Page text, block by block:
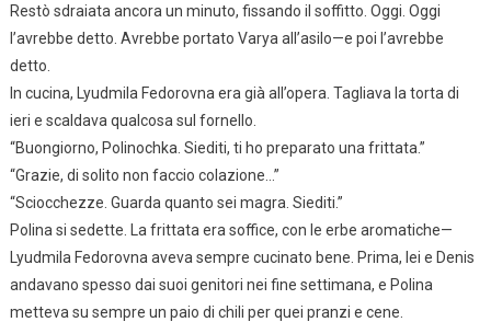
Restò sdraiata ancora un minuto, fissando il soffitto. Oggi. Oggi
l’avrebbe detto. Avrebbe portato Varya all’asilo—e poi l’avrebbe
detto.
In cucina, Lyudmila Fedorovna era già all’opera. Tagliava la torta di
ieri e scaldava qualcosa sul fornello.
“Buongiorno, Polinochka. Siediti, ti ho preparato una frittata.”
“Grazie, di solito non faccio colazione…”
“Sciocchezze. Guarda quanto sei magra. Siediti.”
Polina si sedette. La frittata era soffice, con le erbe aromatiche—
Lyudmila Fedorovna aveva sempre cucinato bene. Prima, lei e Denis
andavano spesso dai suoi genitori nei fine settimana, e Polina
metteva su sempre un paio di chili per quei pranzi e cene.